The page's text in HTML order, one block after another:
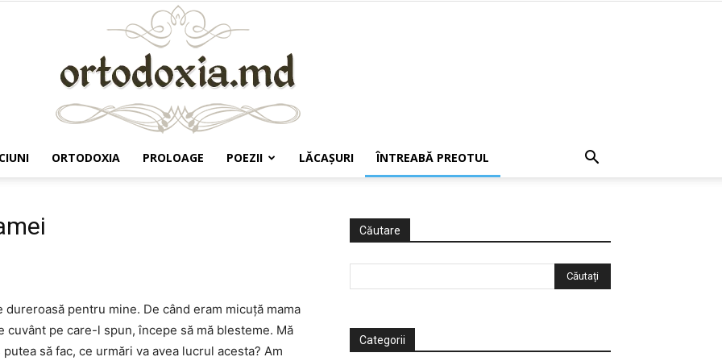
ORTODOXIA PROLOAGE POEZII LĂCAŞURI ÎNTREABĂ PREOTUL
pentru mine. De când eram micuţă mama
pe care-l spun, începe să mă blesteme. Mă
să fac, ce urmări va avea lucrul acesta? Am
Căutare
Categorii